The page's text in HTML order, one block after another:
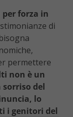
forza in
di
permettere
non è un
sorriso del
lo
i genitori del